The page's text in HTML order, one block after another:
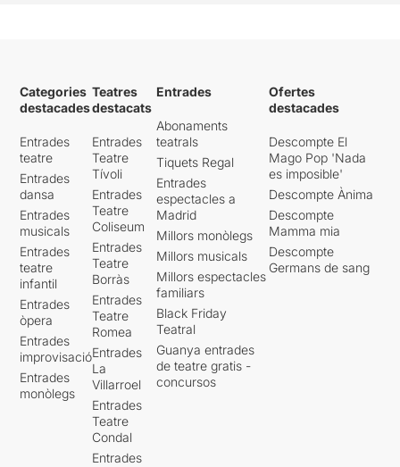
Categories
destacades
Entrades
teatre
Entrades
dansa
Entrades
musicals
Entrades
teatre
infantil
Entrades
òpera
Entrades
improvisació
Entrades
monòlegs
Teatres
destacats
Entrades
Teatre
Tívoli
Entrades
Teatre
Coliseum
Entrades
Teatre
Borràs
Entrades
Teatre
Romea
Entrades
La
Villarroel
Entrades
Teatre
Condal
Entrades
Entrades
Abonaments
teatrals
Tiquets Regal
Entrades
espectacles a
Madrid
Millors monòlegs
Millors musicals
Millors espectacles
familiars
Black Friday
Teatral
Guanya entrades
de teatre gratis -
concursos
Ofertes
destacades
Descompte El
Mago Pop 'Nada
es imposible'
Descompte Ànima
Descompte
Mamma mia
Descompte
Germans de sang